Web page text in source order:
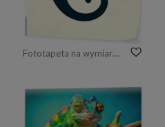
Fototapeta na wymiar chameleon as icon logo, isolated on background